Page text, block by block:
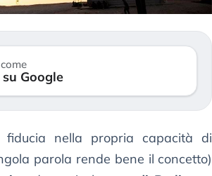
Google
fiducia nella propria capacità di
parola rende bene il concetto)
Kospi, mentre gli investitori retail (…)
30 luglio 2026